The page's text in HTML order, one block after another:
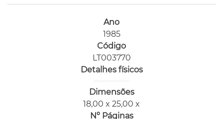
Ano
1985
Código
LT003770
Detalhes físicos
Dimensões
18,00 x 25,00 x
Nº Páginas